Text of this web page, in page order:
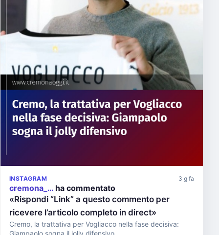
INSTAGRAM 3 g fa
cremona_… ha commentato
«Rispondi “Link” a questo commento per
ricevere l’articolo completo in direct»
Cremo, la trattativa per Vogliacco nella fase decisiva:
Giampaolo sogna il jolly difensivo...